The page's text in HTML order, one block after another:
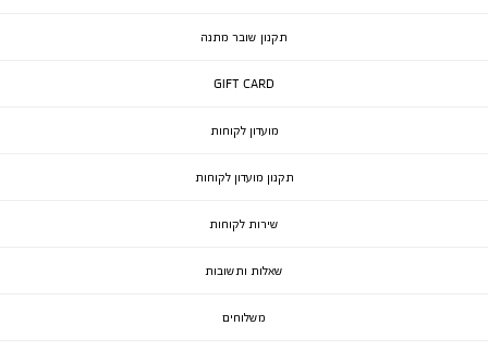
תקנון שובר מתנה
GIFT CARD
מועדון לקוחות
תקנון מועדון לקוחות
שירות לקוחות
שאלות ותשובות
משלוחים